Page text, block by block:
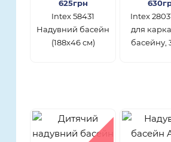
625грн
Intex 58431
Надувний басейн
(188х46 см)
Intex
для
басейну,